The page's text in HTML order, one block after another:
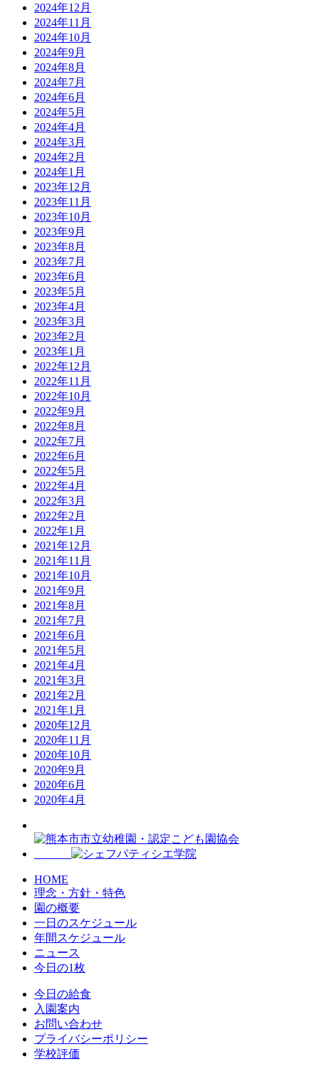
2024年12月
2024年11月
2024年10月
2024年9月
2024年8月
2024年7月
2024年6月
2024年5月
2024年4月
2024年3月
2024年2月
2024年1月
2023年12月
2023年11月
2023年10月
2023年9月
2023年8月
2023年7月
2023年6月
2023年5月
2023年4月
2023年3月
2023年2月
2023年1月
2022年12月
2022年11月
2022年10月
2022年9月
2022年8月
2022年7月
2022年6月
2022年5月
2022年4月
2022年3月
2022年2月
2022年1月
2021年12月
2021年11月
2021年10月
2021年9月
2021年8月
2021年7月
2021年6月
2021年5月
2021年4月
2021年3月
2021年2月
2021年1月
2020年12月
2020年11月
2020年10月
2020年9月
2020年6月
2020年4月
HOME
理念・方針・特色
園の概要
一日のスケジュール
年間スケジュール
ニュース
今日の1枚
今日の給食
入園案内
お問い合わせ
プライバシーポリシー
学校評価